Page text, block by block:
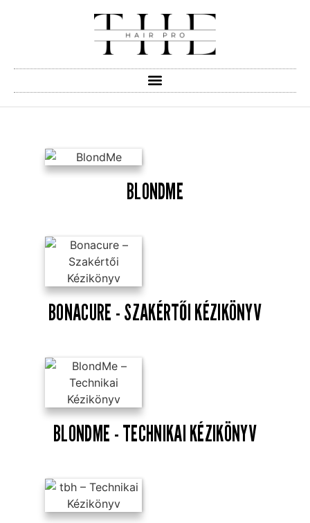
BLONDME
BONACURE - SZAKÉRTŐI KÉZIKÖNYV
BLONDME - TECHNIKAI KÉZIKÖNYV